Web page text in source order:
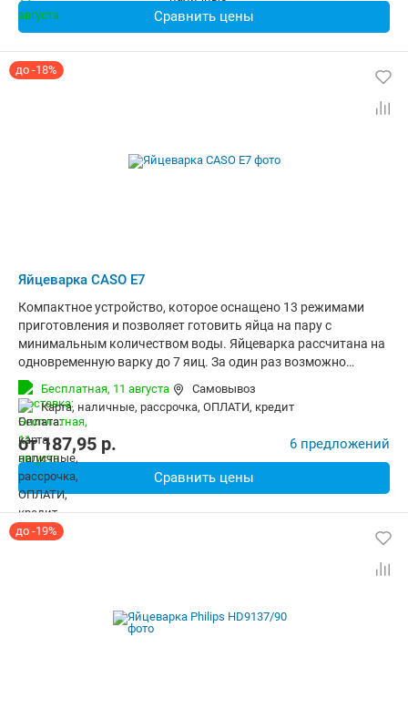
Сравнить цены
до -18%
Яйцеварка CASO E7
Компактное устройство, которое оснащено 13 режимами
приготовления и позволяет готовить яйца на пару с
минимальным количеством воды. Яйцеварка рассчитана на
одновременную варку до 7 яиц. За один раз возможно
приготовление яиц различной консистенции (всмятку,
вкрутую, в мешочек). Механическое управление делает
процесс эксплуатации устройством очень простым. При
помощи звукового сигнала Вы узнаете об окончании
приготовления. Ручки не нагреваются, что защищает
пользователя от ожогов.
Бесплатная, 11 августа
Самовывоз
карта, наличные, рассрочка, ОПЛАТИ, кредит
от187,95 p. 6 предложений
Сравнить цены
до -19%